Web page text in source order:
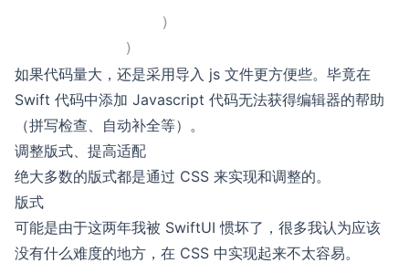
                )
            )
如果代码量大，还是采用导入 js 文件更方便些。毕竟在
Swift 代码中添加 Javascript 代码无法获得编辑器的帮助
（拼写检查、自动补全等）。
调整版式、提高适配
绝大多数的版式都是通过 CSS 来实现和调整的。
版式
可能是由于这两年我被 SwiftUI 惯坏了，很多我认为应该
没有什么难度的地方，在 CSS 中实现起来不太容易。